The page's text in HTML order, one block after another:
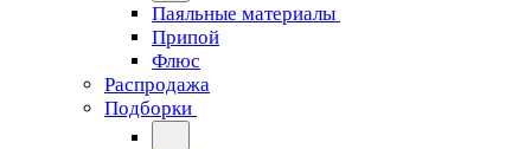
Паяльные материалы
Припой
Флюс
Распродажа
Подборки